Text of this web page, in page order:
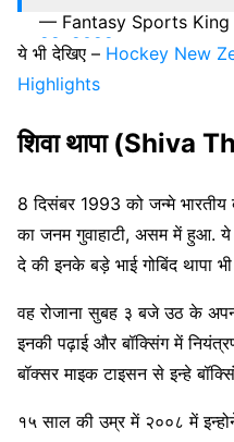
— Fantasy Sports King
22, 2022
ये भी देखिए – Hockey New
Highlights
शिवा थापा (Shiva
8 दिसंबर 1993 को जन्मे
का जनम गुवाहाटी, असम में हुआ.
दे की इनके बड़े भाई गोबिंद थापा
वह रोजाना सुबह ३ बजे उठ के
इनकी पढ़ाई और बॉक्सिंग में
बॉक्सर माइक टाइसन से इन्हे
१५ साल की उम्र में २००८ में